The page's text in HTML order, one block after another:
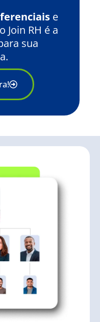
e
Join RH é a
sua